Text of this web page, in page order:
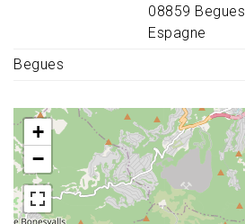
08859 Begues
Espagne
Begues
+
−